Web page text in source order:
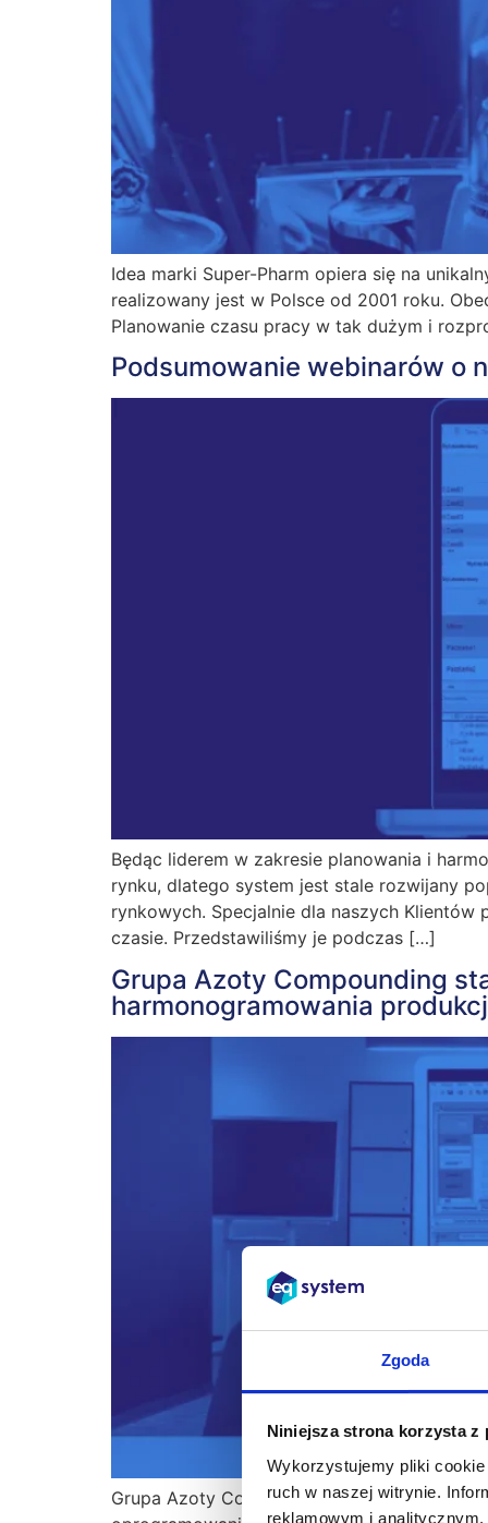
Zgoda
Niniejsza strona korzysta z
Wykorzystujemy pliki
ruch w naszej witrynie.
reklamowym i
Idea marki Super-Pharm opiera się na
realizowany jest w Polsce od 2001 roku.
Planowanie czasu pracy w tak dużym i
Podsumowanie webinarów o
Będąc liderem w zakresie planowania i
rynku, dlatego system jest stale rozwijany
rynkowych. Specjalnie dla naszych Klientów
czasie. Przedstawiliśmy je podczas […]
Grupa Azoty Compounding
harmonogramowania
Grupa Azoty Compounding Sp. z o.o.,